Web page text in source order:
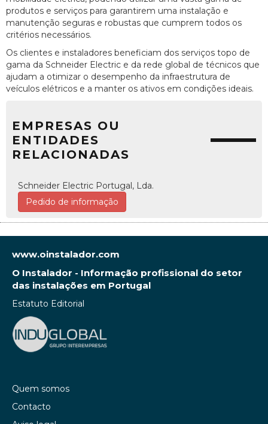
produtos e serviços para garantirem uma instalação e
manutenção seguras e robustas que cumprem todos os
critérios necessários.
Os clientes e instaladores beneficiam dos serviços topo de
gama da Schneider Electric e da rede global de técnicos que
ajudam a otimizar o desempenho da infraestrutura de
veículos elétricos e a manter os ativos em condições ideais.
EMPRESAS OU
ENTIDADES
RELACIONADAS
Schneider Electric Portugal, Lda.
Pedido de informação
www.oinstalador.com
O Instalador - Informação profissional do setor
das instalações em Portugal
Estatuto Editorial
Quem somos
Contacto